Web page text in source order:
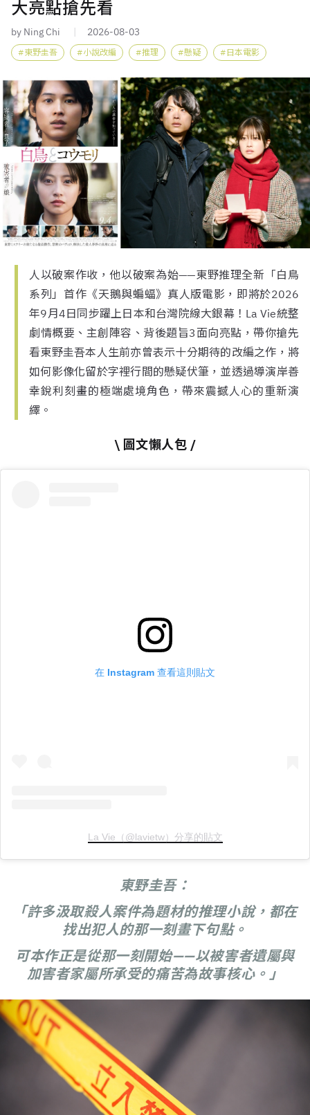
大亮點搶先看
by Ning Chi 2026-08-03
東野圭吾 小說改編 推理 懸疑 日本電影
人以破案作收，他以破案為始——東野推理全新「白鳥
系列」首作《天鵝與蝙蝠》真人版電影，即將於2026
年9月4日同步躍上日本和台灣院線大銀幕！La Vie統整
劇情概要、主創陣容、背後題旨3面向亮點，帶你搶先
看東野圭吾本人生前亦曾表示十分期待的改編之作，將
如何影像化留於字裡行間的懸疑伏筆，並透過導演岸善
幸銳利刻畫的極端處境角色，帶來震撼人心的重新演
繹。
\ 圖文懶人包 /
在 Instagram 查看這則貼文
La Vie（@lavietw）分享的貼文
東野圭吾：
「許多汲取殺人案件為題材的推理小說，都在
找出犯人的那一刻畫下句點。
可本作正是從那一刻開始——以被害者遺屬與
加害者家屬所承受的痛苦為故事核心。」